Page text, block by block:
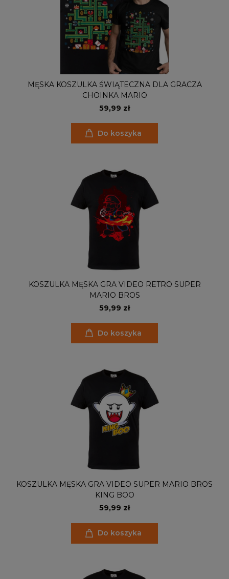
MĘSKA KOSZULKA ŚWIĄTECZNA DLA GRACZA
CHOINKA MARIO
59,99 zł
Do koszyka
KOSZULKA MĘSKA GRA VIDEO RETRO SUPER
MARIO BROS
59,99 zł
Do koszyka
KOSZULKA MĘSKA GRA VIDEO SUPER MARIO BROS
KING BOO
59,99 zł
Do koszyka